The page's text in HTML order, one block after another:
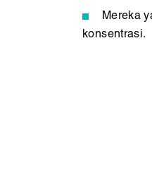
Mereka
konsentrasi.